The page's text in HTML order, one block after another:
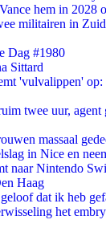
hem in 2028
militairen in
Dag #1980
Sittard
'vulvalippen' op:
twee uur, agent
massaal
in Nice en
naar Nintendo
Haag
dat ik heb
het